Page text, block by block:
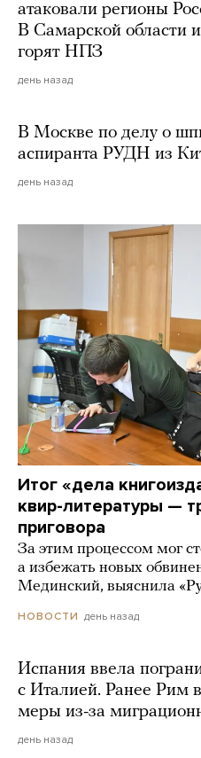
атаковали регионы
В Самарской области
горят НПЗ
день назад
В Москве по делу о
аспиранта РУДН из
день назад
Итог «дела
квир-литературы —
приговора
За этим процессом мог
а избежать новых
Мединский, выяснила
НОВОСТИ день назад
Испания ввела
с Италией. Ранее Рим
меры из-за
день назад